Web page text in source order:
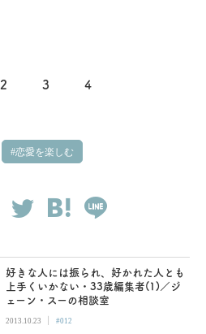
2 3 4
恋愛を楽しむ
好きな人には振られ、好かれた人とも
上手くいかない・33歳編集者(1)／ジ
ェーン・スーの相談室
2013.10.23 | #012